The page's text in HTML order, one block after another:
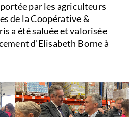
par les agriculteurs
de la Coopérative &
a été saluée et valorisée
d’Elisabeth Borne à